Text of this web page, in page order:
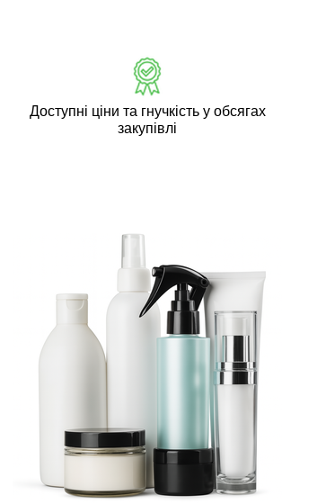
Доступні ціни та гнучкість у обсягах
закупівлі